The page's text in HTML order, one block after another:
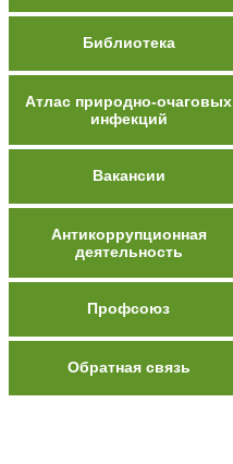
Библиотека
Атлас природно-очаговых
инфекций
Вакансии
Антикоррупционная
деятельность
Профсоюз
Обратная связь